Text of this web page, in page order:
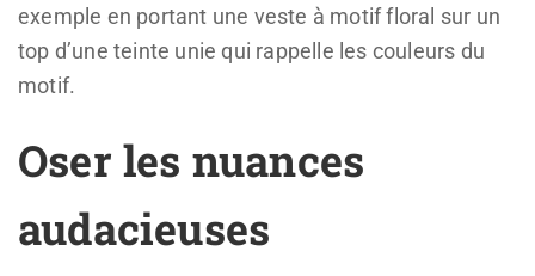
exemple en portant une veste à motif floral sur un
top d’une teinte unie qui rappelle les couleurs du
motif.
Oser les nuances
audacieuses